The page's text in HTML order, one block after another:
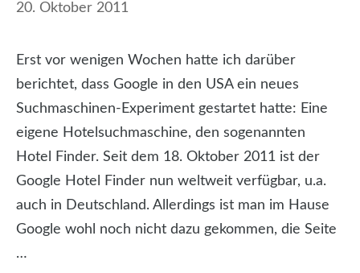
20. Oktober 2011
Erst vor wenigen Wochen hatte ich darüber
berichtet, dass Google in den USA ein neues
Suchmaschinen-Experiment gestartet hatte: Eine
eigene Hotelsuchmaschine, den sogenannten
Hotel Finder. Seit dem 18. Oktober 2011 ist der
Google Hotel Finder nun weltweit verfügbar, u.a.
auch in Deutschland. Allerdings ist man im Hause
Google wohl noch nicht dazu gekommen, die Seite
…